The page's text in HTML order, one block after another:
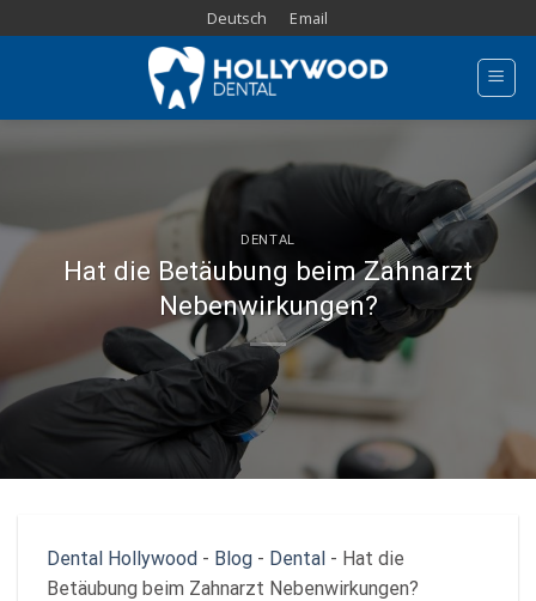
to
Deutsch Email
DENTAL
Hat die Betäubung beim Zahnarzt
Nebenwirkungen?
Dental Hollywood - Blog - Dental - Hat die
Betäubung beim Zahnarzt Nebenwirkungen?